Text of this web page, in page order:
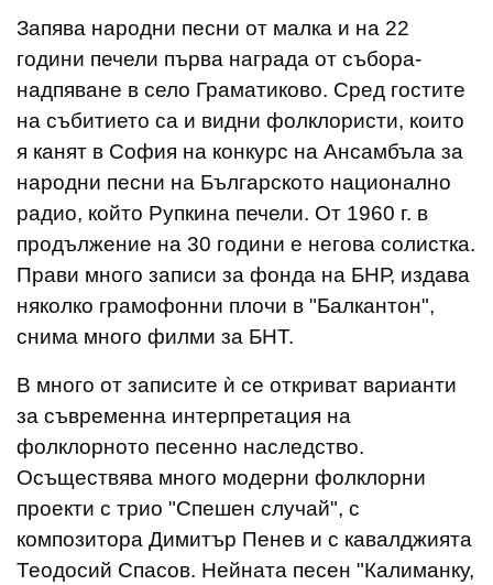
Запява народни песни от малка и на 22
години печели първа награда от събора-
надпяване в село Граматиково. Сред гостите
на събитието са и видни фолклористи, които
я канят в София на конкурс на Ансамбъла за
народни песни на Българското национално
радио, който Рупкина печели. От 1960 г. в
продължение на 30 години е негова солистка.
Прави много записи за фонда на БНР, издава
няколко грамофонни плочи в "Балкантон",
снима много филми за БНТ.
В много от записите ѝ се откриват варианти
за съвременна интерпретация на
фолклорното песенно наследство.
Осъществява много модерни фолклорни
проекти с трио "Спешен случай", с
композитора Димитър Пенев и с кавалджията
Теодосий Спасов. Нейната песен "Калиманку,